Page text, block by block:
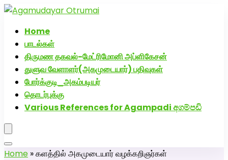
Home
பாடல்கள்
திருமண தகவல்-மேட்ரிமோனி அப்ளிகேசன்
துளுவ வேளாளர்(அகமுடையார்) பதிவுகள்
போர்க்குடி_அகம்படியர்
தொடர்புக்கு
Various References for Agampadi අගම්පඩි
Home »களத்தில் அகமுடையார் வழக்கறிஞர்கள்
அகமுடையார் திருமண வரன்களுக்கு அகமுடையார்மேட்ரி-